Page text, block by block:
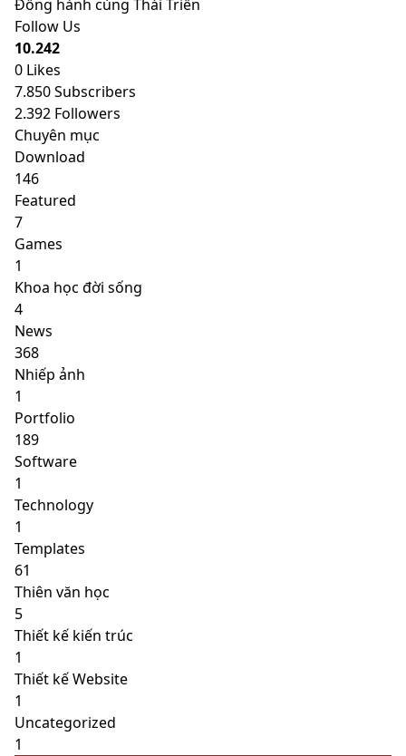
Đồng hành cùng Thái Triển
Follow Us
10.242
0 Likes
7.850Subscribers
2.392 Followers
Chuyên mục
Download
146
Featured
7
Games
1
Khoa học đời sống
4
News
368
Nhiếp ảnh
1
Portfolio
189
Software
1
Technology
1
Templates
61
Thiên văn học
5
Thiết kế kiến trúc
1
Thiết kế Website
1
Uncategorized
1